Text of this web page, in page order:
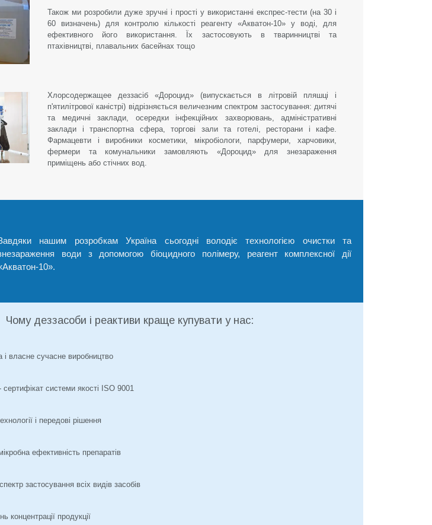
Також ми розробили дуже зручні і прості у використанні експрес-тести (на 30 і
60 визначень) для контролю кількості реагенту «Акватон-10» у воді, для
ефективного його використання. Їх застосовують в тваринництві та
птахівництві, плавальних басейнах тощо
Хлорсодержащее деззасіб «Дороцид» (випускається в літровій пляшці і
п'ятилітрової каністрі) відрізняється величезним спектром застосування: дитячі
та медичні заклади, осередки інфекційних захворювань, адміністративні
заклади і транспортна сфера, торгові зали та готелі, ресторани і кафе.
Фармацевти і виробники косметики, мікробіологи, парфумери, харчовики,
фермери та комунальники замовляють «Дороцид» для знезараження
приміщень або стічних вод.
нашим розробкам Україна сьогодні володіє технологією очистки та
води з допомогою біоцидного полімеру, реагент комплексної дії
10».
Чому деззасоби і реактиви краще купувати у нас:
і власне сучасне виробництво
сертифікат системи якості ISO 9001
і передові рішення
ефективність препаратів
застосування всіх видів засобів
концентрації продукції